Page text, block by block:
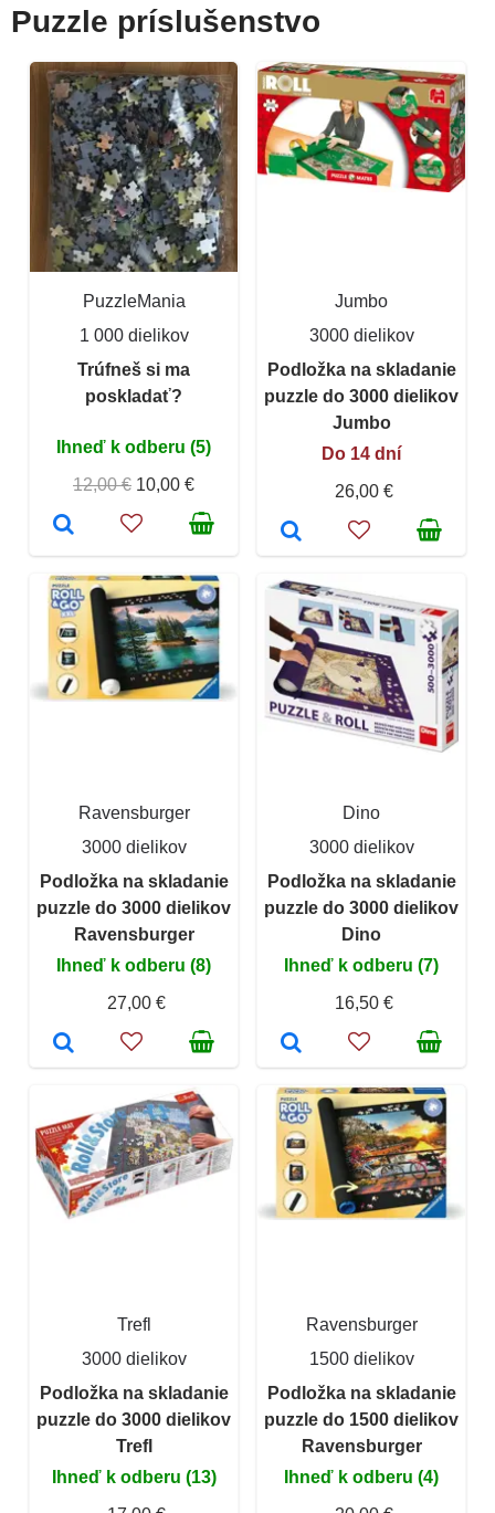
Puzzle príslušenstvo
PuzzleMania
1 000 dielikov
Trúfneš si ma
poskladať?
Ihneď k odberu (5)
12,00 € 10,00 €
Jumbo
3000 dielikov
Podložka na skladanie
puzzle do 3000 dielikov
Jumbo
Do 14 dní
26,00 €
Ravensburger
3000 dielikov
Podložka na skladanie
puzzle do 3000 dielikov
Ravensburger
Ihneď k odberu (8)
27,00 €
Dino
3000 dielikov
Podložka na skladanie
puzzle do 3000 dielikov
Dino
Ihneď k odberu (7)
16,50 €
Trefl
3000 dielikov
Podložka na skladanie
puzzle do 3000 dielikov
Trefl
Ihneď k odberu (13)
Ravensburger
1500 dielikov
Podložka na skladanie
puzzle do 1500 dielikov
Ravensburger
Ihneď k odberu (4)